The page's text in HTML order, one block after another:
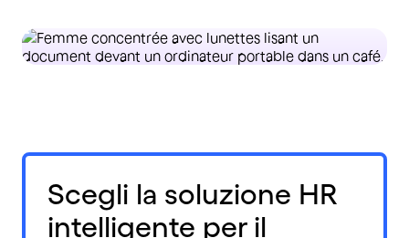
Scegli la soluzione HR
intelligente per il